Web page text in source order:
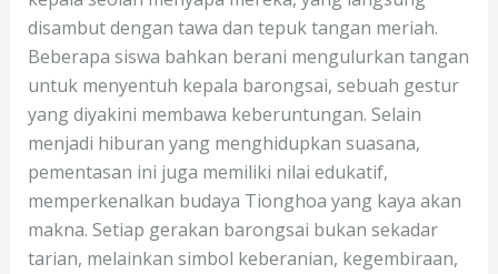
disambut dengan tawa dan tepuk tangan meriah.
Beberapa siswa bahkan berani mengulurkan tangan
untuk menyentuh kepala barongsai, sebuah gestur
yang diyakini membawa keberuntungan. Selain
menjadi hiburan yang menghidupkan suasana,
pementasan ini juga memiliki nilai edukatif,
memperkenalkan budaya Tionghoa yang kaya akan
makna. Setiap gerakan barongsai bukan sekadar
tarian, melainkan simbol keberanian, kegembiraan,